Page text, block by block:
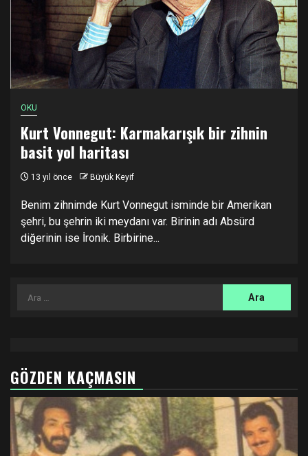
OKU
Kurt Vonnegut: Karmakarışık bir zihnin
basit yol haritası
13 yıl önce Büyük Keyif
Benim zihnimde Kurt Vonnegut isminde bir Amerikan
şehri, bu şehrin iki meydanı var. Birinin adı Absürd
diğerinin ise İronik. Birbirine...
Arama:
GÖZDEN KAÇMASIN